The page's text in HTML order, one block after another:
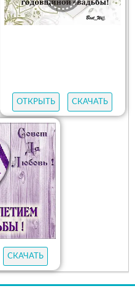
ОТКРЫТЬ СКАЧАТЬ
СКАЧАТЬ